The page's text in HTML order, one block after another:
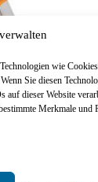
wie
Sie diesen
dieser Website
Merkmale und